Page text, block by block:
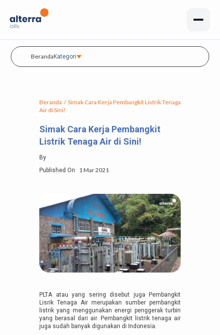
BerandaKategori
Beranda / Simak Cara Kerja Pembangkit Listrik Tenaga
Air di Sini!
Simak Cara Kerja Pembangkit
Listrik Tenaga Air di Sini!
By
Published On
1 Mar 2021
PLTA atau yang sering disebut juga Pembangkit
Lisrik Tenaga Air merupakan sumber pembangkit
listrik yang menggunakan energi penggerak turbin
yang berasal dari air. Pembangkit listrik tenaga air
juga sudah banyak digunakan di Indonesia.